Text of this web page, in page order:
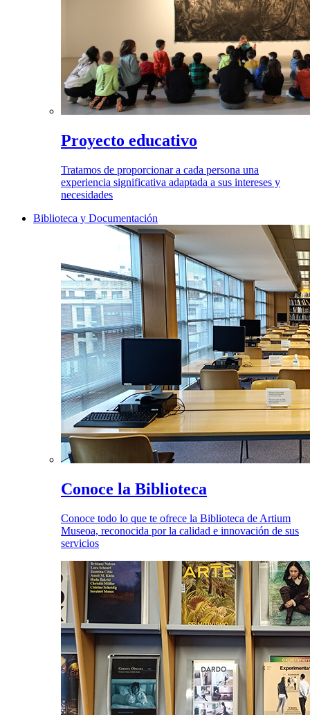
Proyecto educativo
Tratamos de proporcionar a cada persona una
experiencia significativa adaptada a sus intereses y
necesidades
Biblioteca y Documentación
Conoce la Biblioteca
Conoce todo lo que te ofrece la Biblioteca de Artium
Museoa, reconocida por la calidad e innovación de sus
servicios